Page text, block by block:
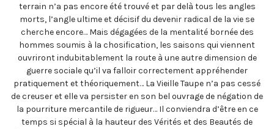
terrain n’a pas encore été trouvé et par delà tous les angles
morts, l’angle ultime et décisif du devenir radical de la vie se
cherche encore… Mais dégagées de la mentalité bornée des
hommes soumis à la chosification, les saisons qui viennent
ouvriront indubitablement la route à une autre dimension de
guerre sociale qu’il va falloir correctement appréhender
pratiquement et théoriquement… La Vieille Taupe n’a pas cessé
de creuser et elle va persister en son bel ouvrage de négation de
la pourriture mercantile de rigueur… Il conviendra d’être en ce
temps si spécial à la hauteur des Vérités et des Beautés de